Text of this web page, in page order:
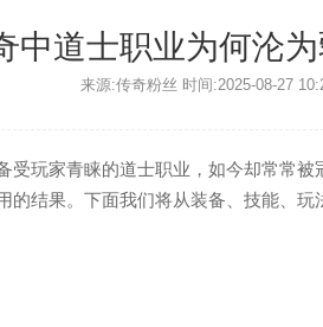
中道士职业为何沦为
来源:传奇粉丝 时间:2025-08-27
受玩家青睐的道士职业，如今却常常被
的结果。下面我们将从装备、技能、